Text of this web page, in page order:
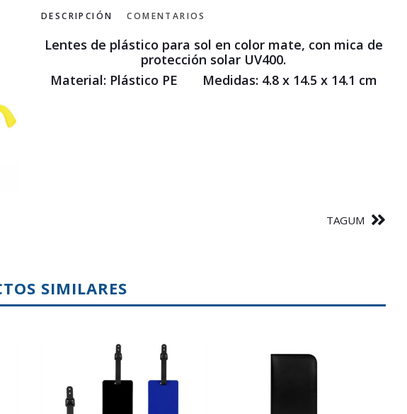
DESCRIPCIÓN COMENTARIOS
Lentes de plástico para sol en color mate, con mica de
protección solar UV400.
Material: Plástico PE Medidas: 4.8 x 14.5 x 14.1 cm
TAGUM
SIMILARES